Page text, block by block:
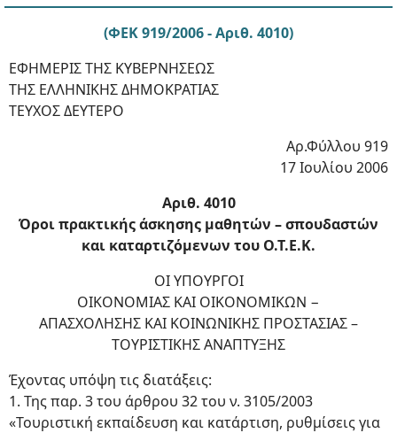
(ΦΕΚ 919/2006 - Αριθ. 4010)
ΕΦΗΜΕΡΙΣ ΤΗΣ ΚΥΒΕΡΝΗΣΕΩΣ
ΤΗΣ ΕΛΛΗΝΙΚΗΣ ΔΗΜΟΚΡΑΤΙΑΣ
ΤΕΥΧΟΣ ΔΕΥΤΕΡΟ
Αρ.Φύλλου 919
17 Ιουλίου 2006
Αριθ. 4010
Όροι πρακτικής άσκησης μαθητών – σπουδαστών
και καταρτιζόμενων του Ο.Τ.Ε.Κ.
ΟΙ ΥΠΟΥΡΓΟΙ
ΟΙΚΟΝΟΜΙΑΣ ΚΑΙ ΟΙΚΟΝΟΜΙΚΩΝ −
ΑΠΑΣΧΟΛΗΣΗΣ ΚΑΙ ΚΟΙΝΩΝΙΚΗΣ ΠΡΟΣΤΑΣΙΑΣ –
ΤΟΥΡΙΣΤΙΚΗΣ ΑΝΑΠΤΥΞΗΣ
Έχοντας υπόψη τις διατάξεις:
1. Της παρ. 3 του άρθρου 32 του ν. 3105/2003
«Τουριστική εκπαίδευση και κατάρτιση, ρυθμίσεις για